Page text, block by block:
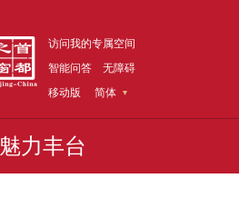
访问我的专属空间
智能问答
无障碍
移动版
简体
魅力丰台